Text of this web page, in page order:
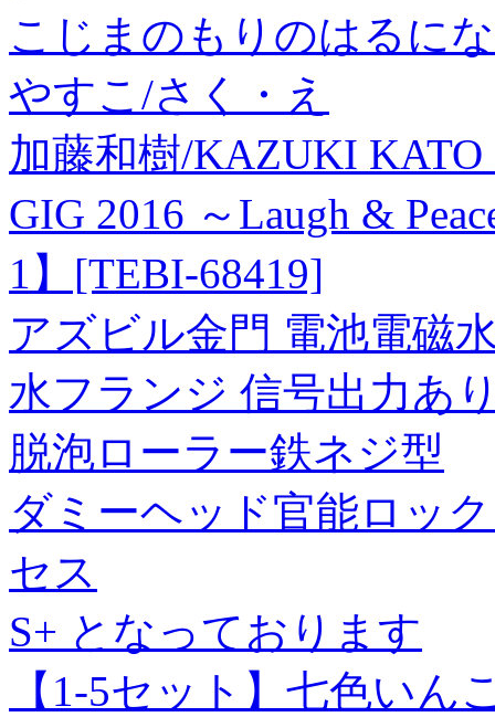
こじまのもりのはるに
やすこ/さく・え
加藤和樹/KAZUKI KATO
GIG 2016 ～Laugh &
1】[TEBI-68419]
アズビル金門 電池電磁
水フランジ 信号出力あ
脱泡ローラー鉄ネジ型
ダミーヘッド官能ロッ
セス
S+ となっております
【1-5セット】七色い